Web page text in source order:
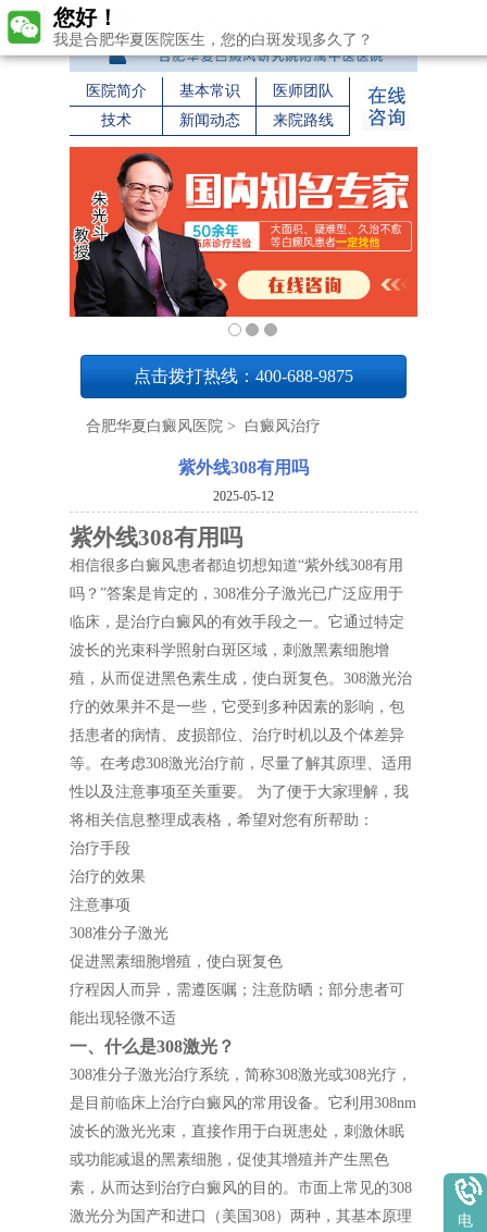
医院简介 基本常识
医师团队
技术
新闻动态 来院路线
点击拨打热线：400-688-9875
合肥华夏白癜风医院 > 白癜风治疗
紫外线308有用吗
2025-05-12
紫外线308有用吗
相信很多白癜风患者都迫切想知道“紫外线308有用
吗？”答案是肯定的，308准分子激光已广泛应用于
临床，是治疗白癜风的有效手段之一。它通过特定
波长的光束科学照射白斑区域，刺激黑素细胞增
殖，从而促进黑色素生成，使白斑复色。308激光治
疗的效果并不是一些，它受到多种因素的影响，包
括患者的病情、皮损部位、治疗时机以及个体差异
等。在考虑308激光治疗前，尽量了解其原理、适用
性以及注意事项至关重要。 为了便于大家理解，我
将相关信息整理成表格，希望对您有所帮助：
治疗手段
治疗的效果
注意事项
308准分子激光
促进黑素细胞增殖，使白斑复色
疗程因人而异，需遵医嘱；注意防晒；部分患者可
能出现轻微不适
一、什么是308激光？
308准分子激光治疗系统，简称308激光或308光疗，
是目前临床上治疗白癜风的常用设备。它利用308nm
波长的激光光束，直接作用于白斑患处，刺激休眠
或功能减退的黑素细胞，促使其增殖并产生黑色
素，从而达到治疗白癜风的目的。市面上常见的308
激光分为国产和进口（美国308）两种，其基本原理
您好！
我是合肥华夏医院医生，您的白斑发现多久了？
电